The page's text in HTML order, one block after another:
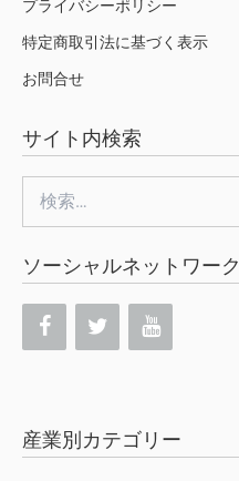
プライバシーポリシー
特定商取引法に基づく表示
お問合せ
サイト内検索
索:
ソーシャルネットワーク
産業別カテゴリー